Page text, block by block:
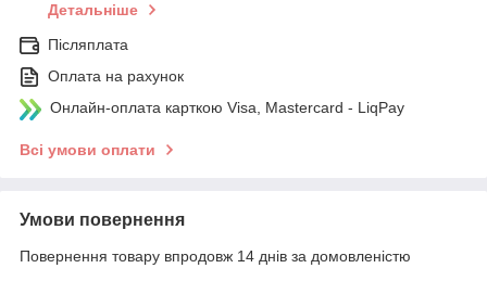
Детальніше
Післяплата
Оплата на рахунок
Онлайн-оплата карткою Visa, Mastercard - LiqPay
Всі умови оплати
Умови повернення
Повернення товару впродовж 14 днів за домовленістю